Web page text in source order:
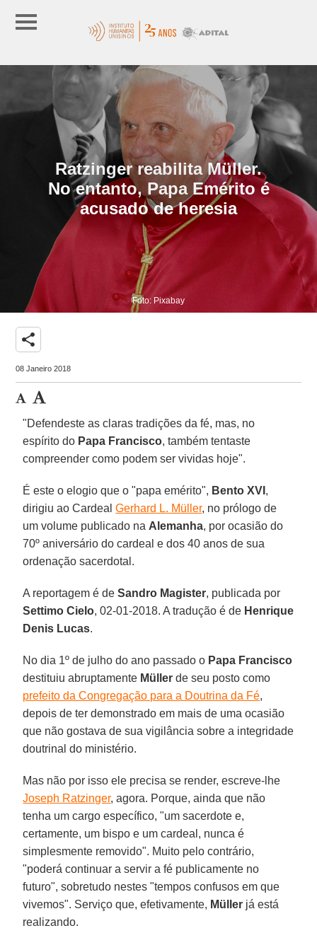
Ratzinger reabilita Müller.
No entanto, Papa Emérito é
acusado de heresia
Foto: Pixabay
share
08 Janeiro 2018
"Defendeste as claras tradições da fé, mas, no
espírito do Papa Francisco, também tentaste
compreender como podem ser vividas hoje".
É este o elogio que o "papa emérito", Bento XVI ,
dirigiu ao CardealGerhard L. Müller, no prólogo de
um volume publicado na Alemanha, por ocasião do
70º aniversário do cardeal e dos 40 anos de sua
ordenação sacerdotal.
A reportagem é deSandro Magister, publicada por
Settimo Cielo, 02-01-2018. A tradução é de Henrique
Denis Lucas.
No dia 1º de julho do ano passado o Papa Francisco
destituiu abruptamente Müller de seu posto como
prefeito da Congregação para a Doutrina da Fé,
depois de ter demonstrado em mais de uma ocasião
que não gostava de sua vigilância sobre a integridade
doutrinal do ministério.
Mas não por isso ele precisa se render, escreve-lhe
Joseph Ratzinger, agora. Porque, ainda que não
tenha um cargo específico, "um sacerdote e,
certamente, um bispo e um cardeal, nunca é
simplesmente removido". Muito pelo contrário,
"poderá continuar a servir a fé publicamente no
futuro", sobretudo nestes "tempos confusos em que
vivemos". Serviço que, efetivamente, Müller já está
realizando.